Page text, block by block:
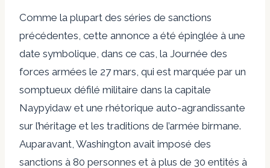
Comme la plupart des séries de sanctions
précédentes, cette annonce a été épinglée à une
date symbolique, dans ce cas, la Journée des
forces armées le 27 mars, qui est marquée par un
somptueux défilé militaire dans la capitale
Naypyidaw et une rhétorique auto-agrandissante
sur l’héritage et les traditions de l’armée birmane.
Auparavant, Washington avait imposé des
sanctions à 80 personnes et à plus de 30 entités à